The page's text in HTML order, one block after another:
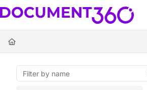
Documentation Index
Fetch the complete documentation index at:
Use this file to discover all available pages